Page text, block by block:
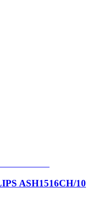
ASH1516CH/10